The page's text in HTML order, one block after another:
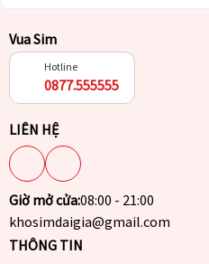
Vua Sim
Hotline
0877.555555
LIÊN HỆ
Giờ mở cửa:08:00 - 21:00
khosimdaigia@gmail.com
THÔNG TIN